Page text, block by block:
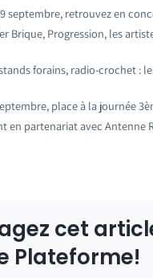
septembre, retrouvez en
Brique, Progression, les
forains, radio-crochet :
place à la journée
en partenariat avec Antenne
cet
Plateforme!